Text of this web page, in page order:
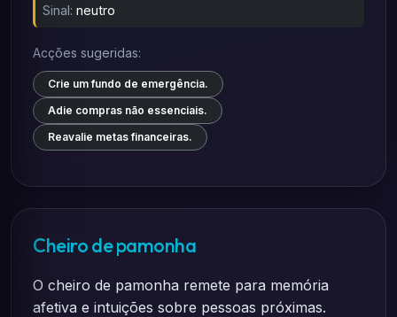
Sinal: neutro
Acções sugeridas:
Crie um fundo de emergência.
Adie compras não essenciais.
Reavalie metas financeiras.
Cheiro de pamonha
O cheiro de pamonha remete para memória
afetiva e intuições sobre pessoas próximas.